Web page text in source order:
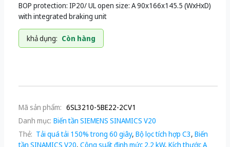
BOP protection: IP20/ UL open size: A 90x166x145.5 (WxHxD)
with integrated braking unit
khả dụng: Còn hàng
Mã sản phẩm: 6SL3210-5BE22-2CV1
Danh mục: Biến tần SIEMENS SINAMICS V20
Thẻ: Tải quá tải 150% trong 60 giây, Bộ lọc tích hợp C3, Biến
tần SINAMICS V20, Công suất định mức 2.2 kW, Kích thước A